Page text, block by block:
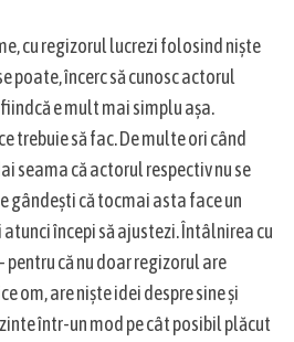
cu regizorul lucrezi folosind niște
poate, încerc să cunosc actorul
e mult mai simplu așa.
trebuie să fac. De multe ori când
seama că actorul respectiv nu se
gândești că tocmai asta face un
atunci începi să ajustezi. Întâlnirea cu
că nu doar regizorul are
om, are niște idei despre sine și
într-un mod pe cât posibil plăcut